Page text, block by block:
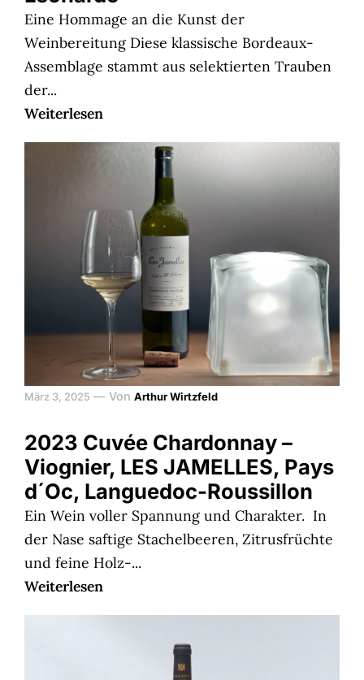
Eine Hommage an die Kunst der
Weinbereitung Diese klassische Bordeaux-
Assemblage stammt aus selektierten Trauben
der...
Weiterlesen
März 3, 2025 — Von Arthur Wirtzfeld
2023 Cuvée Chardonnay –
Viognier, LES JAMELLES, Pays
d´Oc, Languedoc-Roussillon
Ein Wein voller Spannung und Charakter. In
der Nase saftige Stachelbeeren, Zitrusfrüchte
und feine Holz-...
Weiterlesen